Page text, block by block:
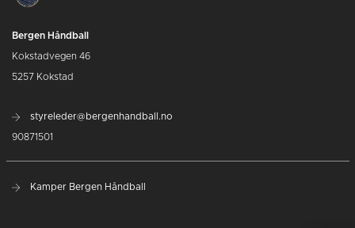
Bergen Håndball
Kokstadvegen 46
5257 Kokstad
styreleder@bergenhandball.no
90871501
Kamper Bergen Håndball